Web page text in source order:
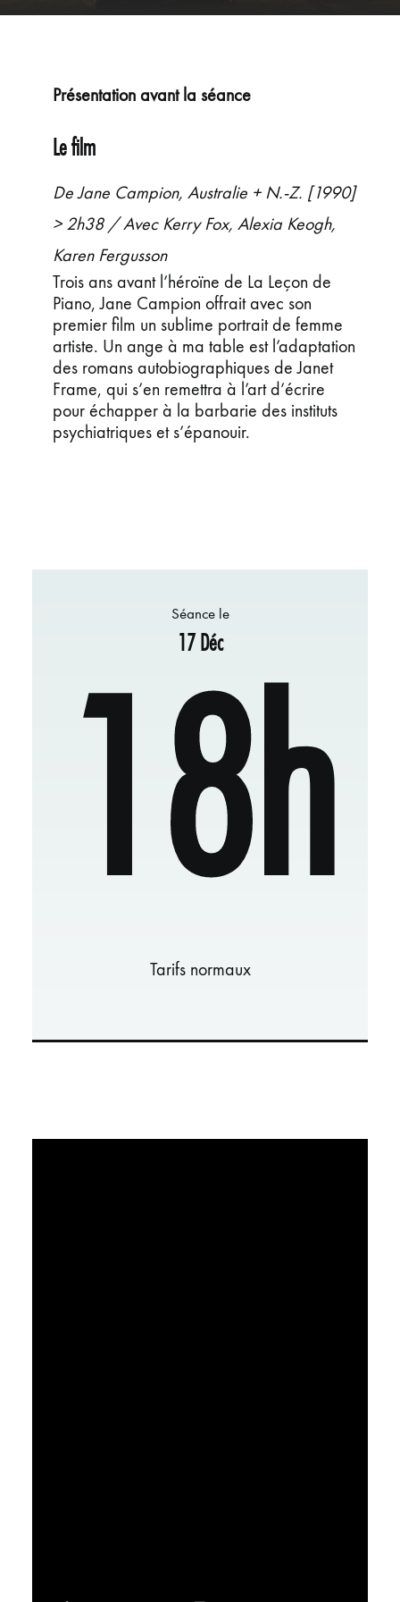
Présentation avant la séance
Le film
De Jane Campion, Australie + N.-Z. [1990]
> 2h38 / Avec Kerry Fox, Alexia Keogh,
Karen Fergusson
Trois ans avant l’héroïne de La Leçon de
Piano, Jane Campion offrait avec son
premier film un sublime portrait de femme
artiste. Un ange à ma table est l’adaptation
des romans autobiographiques de Janet
Frame, qui s’en remettra à l’art d’écrire
pour échapper à la barbarie des instituts
psychiatriques et s’épanouir.
Séance le
17 Déc
18h
Tarifs normaux